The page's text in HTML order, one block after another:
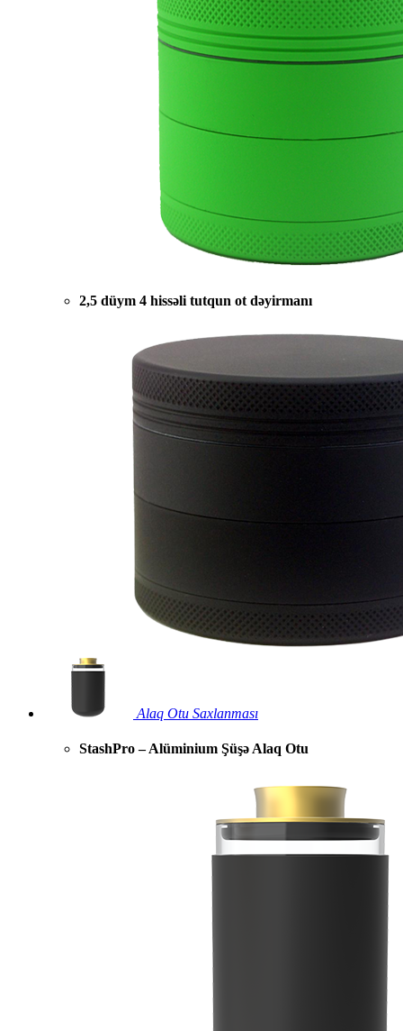
2,5 düym 4 hissəli tutqun ot dəyirmanı
Alaq Otu Saxlanması
StashPro – Alüminium Şüşə Alaq Otu